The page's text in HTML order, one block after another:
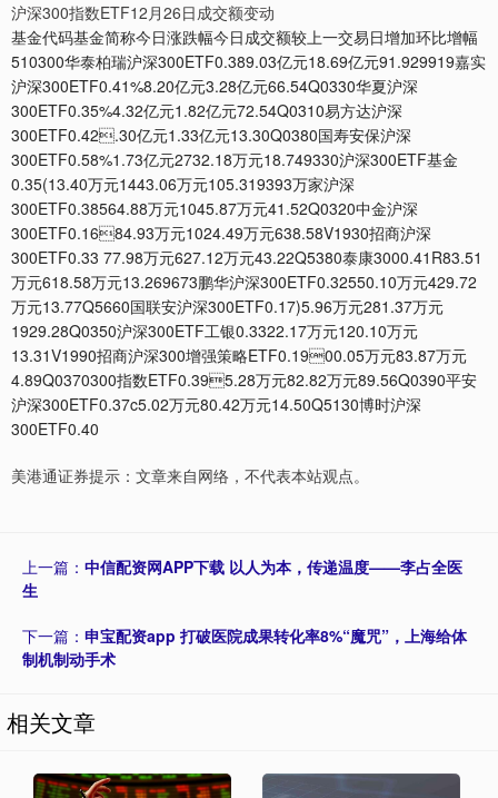
沪深300指数ETF12月26日成交额变动
基金代码基金简称今日涨跌幅今日成交额较上一交易日增加环比增幅
510300华泰柏瑞沪深300ETF0.389.03亿元18.69亿元91.929919嘉实
沪深300ETF0.41%8.20亿元3.28亿元66.54Q0330华夏沪深
300ETF0.35%4.32亿元1.82亿元72.54Q0310易方达沪深
300ETF0.42.30亿元1.33亿元13.30Q0380国寿安保沪深
300ETF0.58%1.73亿元2732.18万元18.749330沪深300ETF基金
0.35(13.40万元1443.06万元105.319393万家沪深
300ETF0.38564.88万元1045.87万元41.52Q0320中金沪深
300ETF0.1684.93万元1024.49万元638.58V1930招商沪深
300ETF0.33 77.98万元627.12万元43.22Q5380泰康3000.41R83.51
万元618.58万元13.269673鹏华沪深300ETF0.32550.10万元429.72
万元13.77Q5660国联安沪深300ETF0.17)5.96万元281.37万元
1929.28Q0350沪深300ETF工银0.3322.17万元120.10万元
13.31V1990招商沪深300增强策略ETF0.1900.05万元83.87万元
4.89Q0370300指数ETF0.395.28万元82.82万元89.56Q0390平安
沪深300ETF0.37c5.02万元80.42万元14.50Q5130博时沪深
300ETF0.40
美港通证券提示：文章来自网络，不代表本站观点。
上一篇： 中信配资网APP下载 以人为本，传递温度——李占全医
生
下一篇： 申宝配资app 打破医院成果转化率8%“魔咒”，上海给体
制机制动手术
相关文章